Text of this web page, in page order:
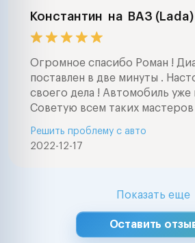
Константин на ВАЗ (Lada)
Огромное спасибо Роман !
поставлен в две минуты .
своего дела ! Автомобиль уже
Советую всем таких мастеров
2022-12-17
Решить проблему с авто
Показать еще
Оставить